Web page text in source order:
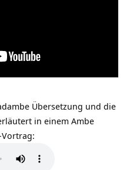
Übersetzung und die
in einem Ambe